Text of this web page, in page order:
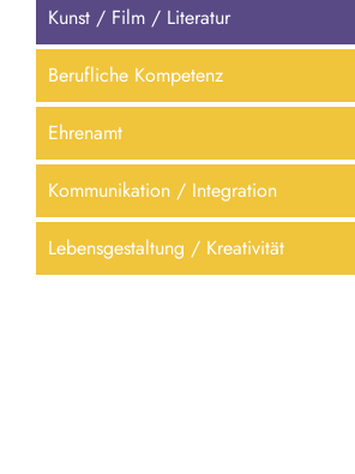
Kunst / Film / Literatur
Berufliche Kompetenz
Ehrenamt
Kommunikation / Integration
Lebensgestaltung / Kreativität